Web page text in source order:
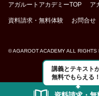
アガルートアカデミーTOP ア
資料請求・無料体験 お問合せ
© AGAROOT ACADEMY ALL RIGHTS
講義とテキスト
無料でもらえる！